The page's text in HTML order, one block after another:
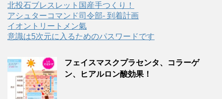
北投石ブレスレット国産手つくり！
アシュターコマンド司令部- 到着計画
イオントリートメン氣
意識は5次元に入るためのパスワードです
フェイスマスクプラセンタ、コラーゲ
ン、ヒアルロン酸効果！